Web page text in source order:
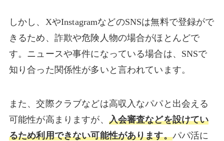
しかし、XやInstagramなどのSNSは無料で登録がで
きるため、詐欺や危険人物の場合がほとんどで
す。ニュースや事件になっている場合は、SNSで
知り合った関係性が多いと言われています。
また、交際クラブなどは高収入なパパと出会える
可能性が高まりますが、 入会審査などを設けてい
るため利用できない可能性があります。パパ活に